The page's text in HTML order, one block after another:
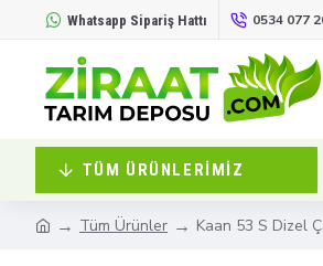
Whatsapp Sipariş Hattı 0534 077
TÜM ÜRÜNLERIMIZ
Tüm Ürünler Kaan 53 S Dizel